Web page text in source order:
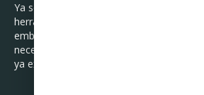
Ya sean garantizadas o no garantizadas,
herramienta para crecer y lograr retos y
embargo, si las deudas no se toman con
necesaria, el panorama puede tornarse
ya existe un problema de endeudamiento.